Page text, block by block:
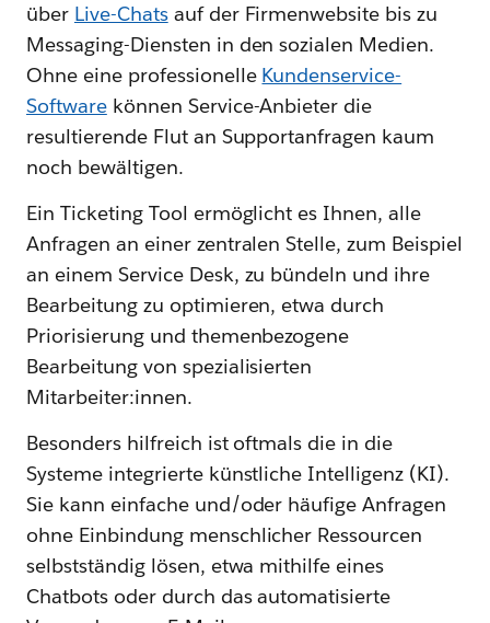
über Live-Chatsauf der Firmenwebsite bis zu
Messaging-Diensten in den sozialen Medien.
Ohne eine professionelle Kundenservice-
Softwarekönnen Service-Anbieter die
resultierende Flut an Supportanfragen kaum
noch bewältigen.
Ein Ticketing Tool ermöglicht es Ihnen, alle
Anfragen an einer zentralen Stelle, zum Beispiel
an einem Service Desk, zu bündeln und ihre
Bearbeitung zu optimieren, etwa durch
Priorisierung und themenbezogene
Bearbeitung von spezialisierten
Mitarbeiter:innen.
Besonders hilfreich ist oftmals die in die
Systeme integrierte künstliche Intelligenz (KI).
Sie kann einfache und/oder häufige Anfragen
ohne Einbindung menschlicher Ressourcen
selbstständig lösen, etwa mithilfe eines
Chatbots oder durch das automatisierte